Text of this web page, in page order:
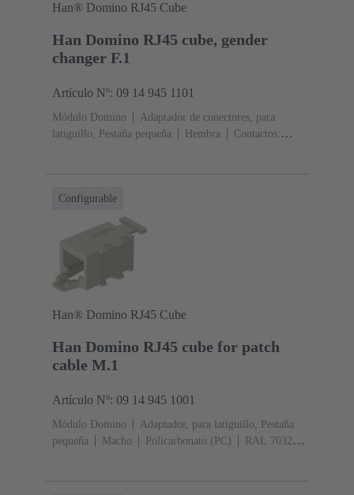
Han® Domino RJ45 Cube
Han Domino RJ45 cube, gender
changer F.1
Artículo Nº: 09 14 945 1101
Módulo Domino
Adaptador de conectores, para
latiguillo, Pestaña pequeña
Hembra
Contactos:
Configurable
Han® Domino RJ45 Cube
Han Domino RJ45 cube for patch
cable M.1
Artículo Nº: 09 14 945 1001
Módulo Domino
Adaptador, para latiguillo, Pestaña
pequeña
Macho Policarbonato (PC)
RAL 7032